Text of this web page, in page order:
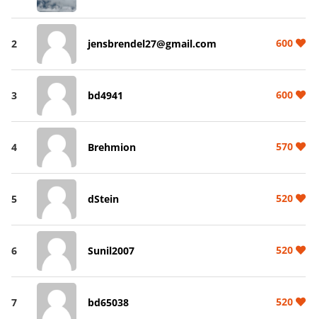
2 jensbrendel27@gmail.com 600
3 bd4941 600
4 Brehmion 570
5 dStein 520
6 Sunil2007 520
7 bd65038 520